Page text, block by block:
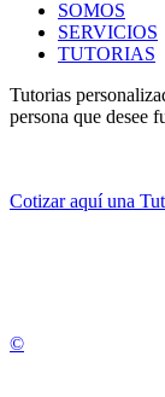
SOMOS
SERVICIOS
TUTORIAS
Tutorias
persona que desee
Cotizar aquí una
©